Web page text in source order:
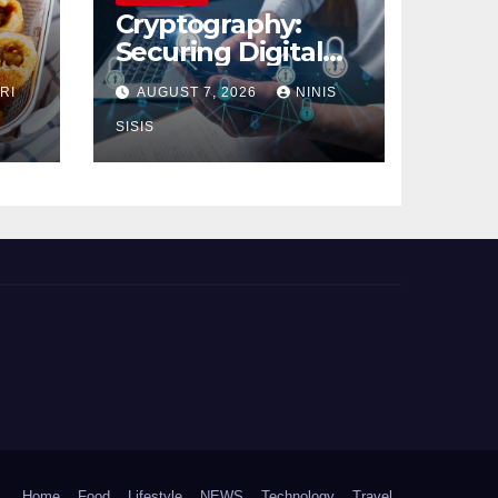
Cryptography:
Securing Digital
Communication
AUGUST 7, 2026 NINIS
SISIS